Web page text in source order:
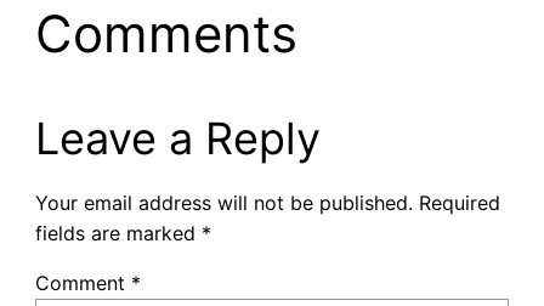
Comments
Leave a Reply
Your email address will not be published. Required
fields are marked *
Comment *